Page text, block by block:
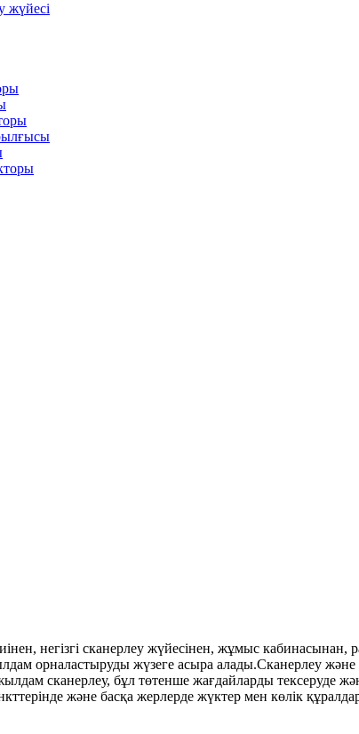
жүйесі
негізгі сканерлеу жүйесінен, жұмыс
орналастыруды жүзеге асыра алады.Сканерлеу
сканерлеу, бұл төтенше жағдайларды тексеруде
және басқа жерлерде жүктер мен көлік